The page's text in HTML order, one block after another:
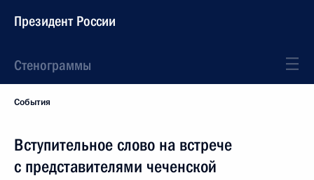
Президент России
Стенограммы
События
Вступительное слово на встрече
с представителями чеченской